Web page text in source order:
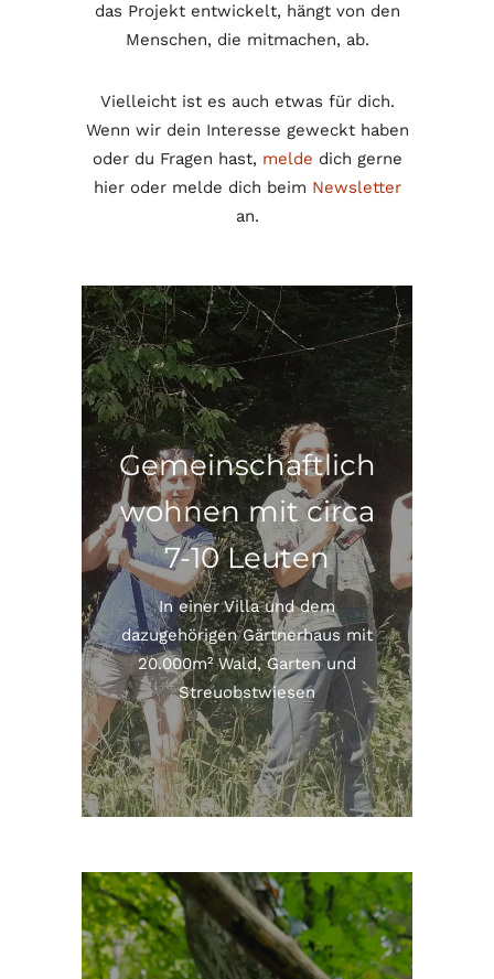
das Projekt entwickelt, hängt von den
Menschen, die mitmachen, ab.
Vielleicht ist es auch etwas für dich.
Wenn wir dein Interesse geweckt haben
oder du Fragen hast, melde dich gerne
hier oder melde dich beim Newsletter
an.
Gemeinschaftlich
wohnen mit circa
7-10 Leuten
In einer Villa und dem
dazugehörigen Gärtnerhaus mit
20.000m² Wald, Garten und
Streuobstwiesen